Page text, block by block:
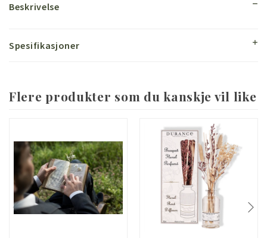
Beskrivelse
Spesifikasjoner
Flere produkter som du kanskje vil like